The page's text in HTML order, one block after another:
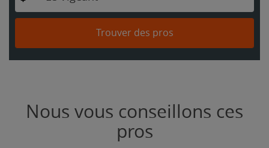
Trouver des pros
Nous vous conseillons ces
pros